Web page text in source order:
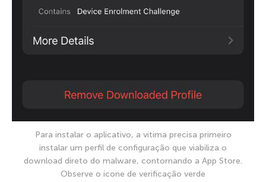
Para instalar o aplicativo, a vítima precisa primeiro
instalar um perfil de configuração que viabiliza o
download direto do malware, contornando a App Store.
Observe o ícone de verificação verde